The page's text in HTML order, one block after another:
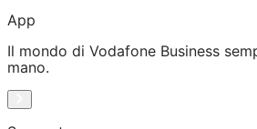
App
Il mondo di Vodafone Business
mano.